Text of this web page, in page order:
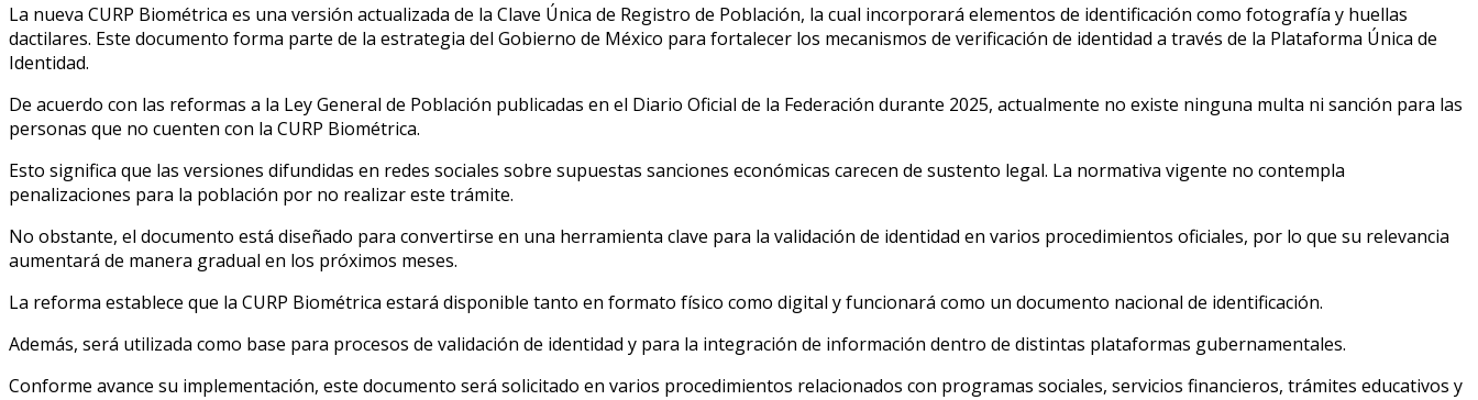
La nueva CURP Biométrica es una versión actualizada de la Clave Única de Registro de Población, la cual incorporará elementos de identificación como fotografía y huellas
dactilares. Este documento forma parte de la estrategia del Gobierno de México para fortalecer los mecanismos de verificación de identidad a través de la Plataforma Única de
Identidad.
De acuerdo con las reformas a la Ley General de Población publicadas en el Diario Oficial de la Federación durante 2025, actualmente no existe ninguna multa ni sanción para las
personas que no cuenten con la CURP Biométrica.
Esto significa que las versiones difundidas en redes sociales sobre supuestas sanciones económicas carecen de sustento legal. La normativa vigente no contempla
penalizaciones para la población por no realizar este trámite.
No obstante, el documento está diseñado para convertirse en una herramienta clave para la validación de identidad en varios procedimientos oficiales, por lo que su relevancia
aumentará de manera gradual en los próximos meses.
La reforma establece que la CURP Biométrica estará disponible tanto en formato físico como digital y funcionará como un documento nacional de identificación.
Además, será utilizada como base para procesos de validación de identidad y para la integración de información dentro de distintas plataformas gubernamentales.
Conforme avance su implementación, este documento será solicitado en varios procedimientos relacionados con programas sociales, servicios financieros, trámites educativos y